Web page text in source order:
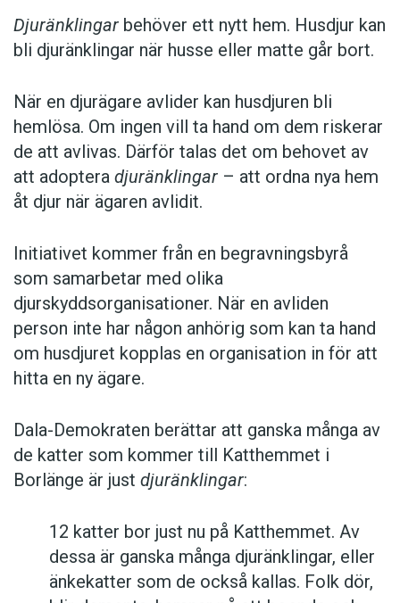
Djuränklingar behöver ett nytt hem. Husdjur kan
bli djuränklingar när husse eller matte går bort.
När en djurägare avlider kan husdjuren bli
hemlösa. Om ingen vill ta hand om dem riskerar
de att avlivas. Därför talas det om behovet av
att adoptera djuränklingar – att ordna nya hem
åt djur när ägaren avlidit.
Initiativet kommer från en begravningsbyrå
som samarbetar med olika
djurskyddsorganisationer. När en avliden
person inte har någon anhörig som kan ta hand
om husdjuret kopplas en organisation in för att
hitta en ny ägare.
Dala-Demokraten berättar att ganska många av
de katter som kommer till Katthemmet i
Borlänge är just djuränklingar:
12 katter bor just nu på Katthemmet. Av
dessa är ganska många djuränklingar, eller
änkekatter som de också kallas. Folk dör,